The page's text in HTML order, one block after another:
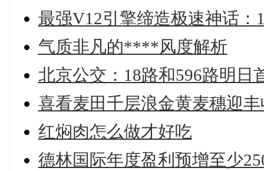
最强V12引擎缔造极速神话：
气质非凡的****风度解析
北京公交：18路和596路明日
喜看麦田千层浪金黄麦穗迎丰
红焖肉怎么做才好吃
德林国际年度盈利预增至少